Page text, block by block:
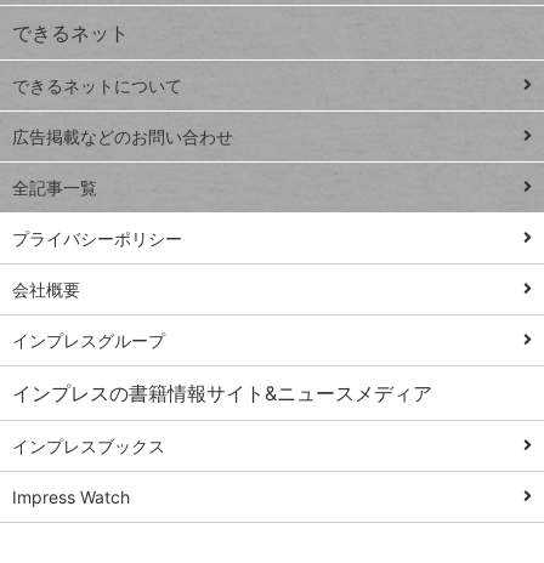
close
閉じ
る
連載
Excel Q&A
トイアンナ流仕
事術
PowerAutomate
ではじめる業務
の完全自動化
AI議事録作成術
Windows 11
Q&A
Teams踏み込み
活用術
Excel講師の仕事
術
できるネット
できるネットについて
広告掲載などのお問い合わせ
全記事一覧
プライバシーポリシー
会社概要
インプレスグループ
インプレスの書籍情報サイト&ニュースメディア
インプレスブックス
Impress Watch